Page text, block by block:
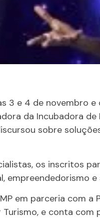
3 e 4 de novembro
da Incubadora de
sobre
os inscritos
empreendedorismo
em parceria com a
e conta com